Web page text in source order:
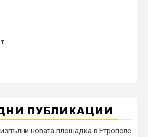
ПУБЛИКАЦИИ
новата площадка в Етрополе